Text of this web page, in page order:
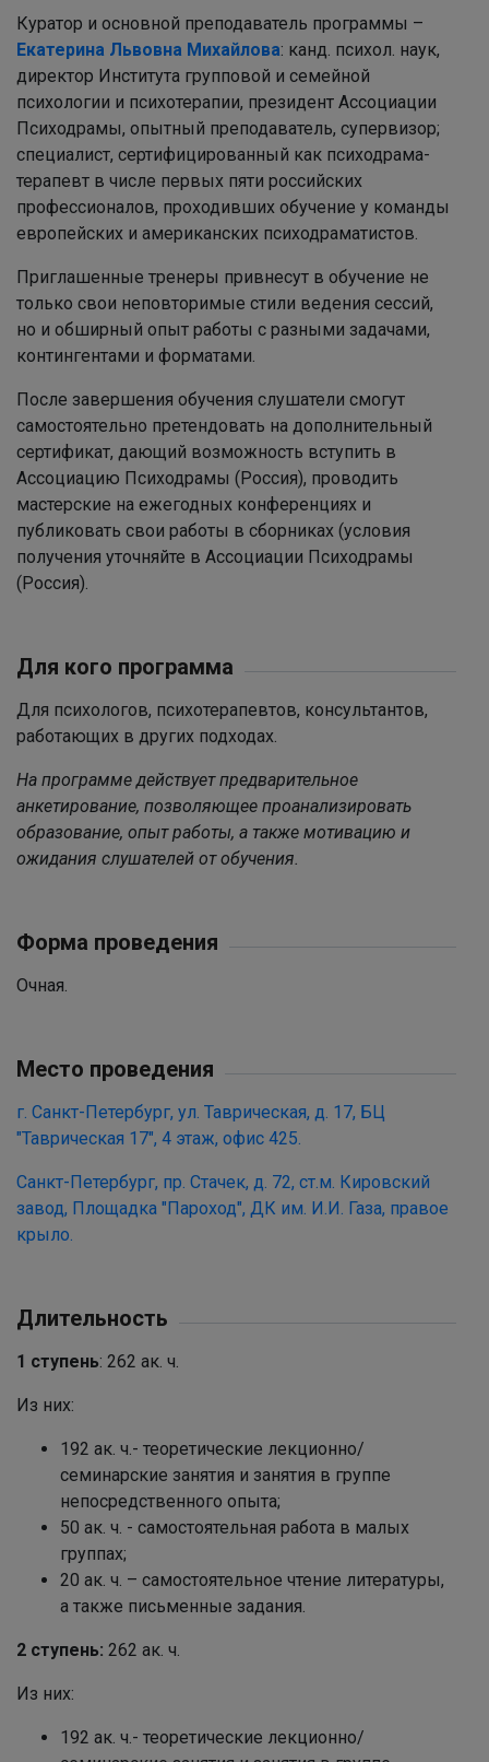
Куратор и основной преподаватель программы –
Екатерина Львовна Михайлова: канд. психол. наук,
директор Института групповой и семейной
психологии и психотерапии, президент Ассоциации
Психодрамы, опытный преподаватель, супервизор;
специалист, сертифицированный как психодрама-
терапевт в числе первых пяти российских
профессионалов, проходивших обучение у команды
европейских и американских психодраматистов.
Приглашенные тренеры привнесут в обучение не
только свои неповторимые стили ведения сессий,
но и обширный опыт работы с разными задачами,
контингентами и форматами.
После завершения обучения слушатели смогут
самостоятельно претендовать на дополнительный
сертификат, дающий возможность вступить в
Ассоциацию Психодрамы (Россия), проводить
мастерские на ежегодных конференциях и
публиковать свои работы в сборниках (условия
получения уточняйте в Ассоциации Психодрамы
(Россия).
Для кого программа
Для психологов, психотерапевтов, консультантов,
работающих в других подходах.
На программе действует предварительное
анкетирование, позволяющее проанализировать
образование, опыт работы, а также мотивацию и
ожидания слушателей от обучения.
Форма проведения
Очная.
Место проведения
г. Санкт-Петербург, ул. Таврическая, д. 17, БЦ
"Таврическая 17", 4 этаж, офис 425.
Санкт-Петербург, пр. Стачек, д. 72, ст.м. Кировский
завод, Площадка "Пароход", ДК им. И.И. Газа, правое
крыло.
Длительность
1 ступень: 262 ак. ч.
Из них:
192 ак. ч.- теоретические лекционно/
семинарские занятия и занятия в группе
непосредственного опыта;
50 ак. ч. - самостоятельная работа в малых
группах;
20 ак. ч. – самостоятельное чтение литературы,
а также письменные задания.
2 ступень: 262 ак. ч.
Из них:
192 ак. ч.- теоретические лекционно/